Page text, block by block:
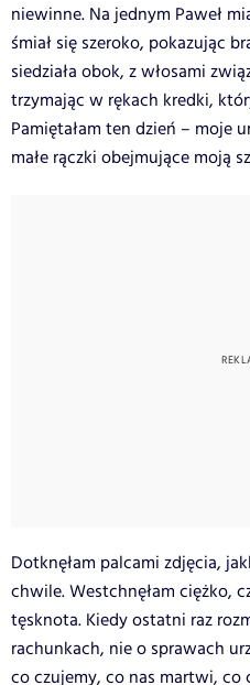
niewinne. Na jednym Paweł
śmiał się szeroko, pokazując
siedziała obok, z włosami
trzymając w rękach kredki,
Pamiętałam ten dzień – moje
małe rączki obejmujące moją
Dotknęłam palcami zdjęcia,
chwile. Westchnęłam ciężko,
tęsknota. Kiedy ostatni raz
rachunkach, nie o sprawach
co czujemy, co nas martwi, co